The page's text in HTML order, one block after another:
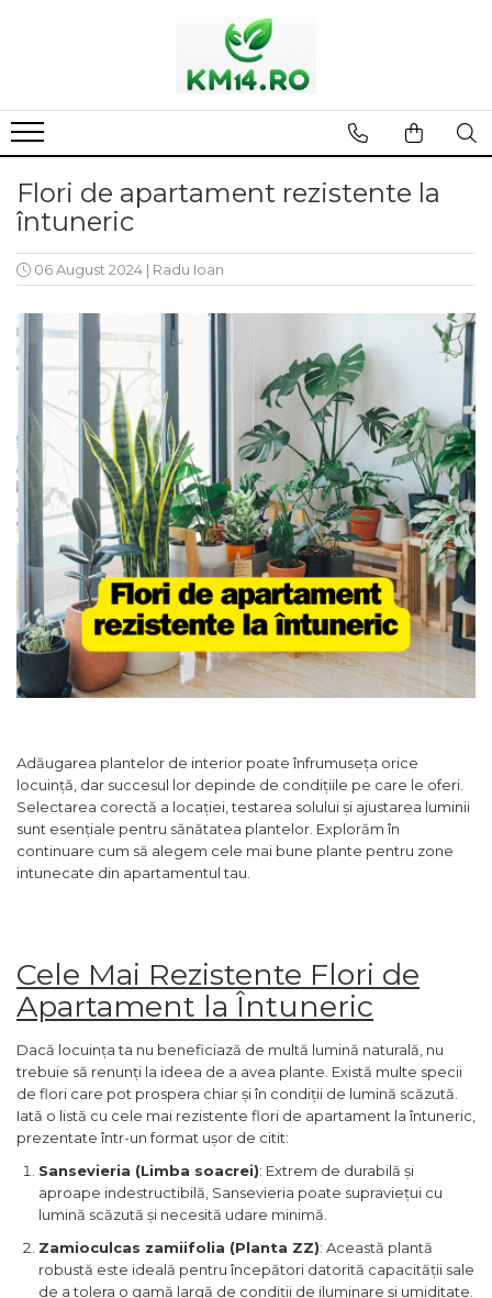
Flori de apartament rezistente la
întuneric
06 August 2024 | Radu Ioan
Adăugarea plantelor de interior poate înfrumuseța orice
locuință, dar succesul lor depinde de condițiile pe care le oferi.
Selectarea corectă a locației, testarea solului și ajustarea luminii
sunt esențiale pentru sănătatea plantelor. Explorăm în
continuare cum să alegem cele mai bune plante pentru zone
intunecate din apartamentul tau.
Cele Mai Rezistente Flori de
Apartament la Întuneric
Dacă locuința ta nu beneficiază de multă lumină naturală, nu
trebuie să renunți la ideea de a avea plante. Există multe specii
de flori care pot prospera chiar și în condiții de lumină scăzută.
Iată o listă cu cele mai rezistente flori de apartament la întuneric,
prezentate într-un format ușor de citit:
Sansevieria (Limba soacrei): Extrem de durabilă și
aproape indestructibilă, Sansevieria poate supraviețui cu
lumină scăzută și necesită udare minimă.
Zamioculcas zamiifolia (Planta ZZ): Această plantă
robustă este ideală pentru începători datorită capacității sale
de a tolera o gamă largă de condiții de iluminare și umiditate.